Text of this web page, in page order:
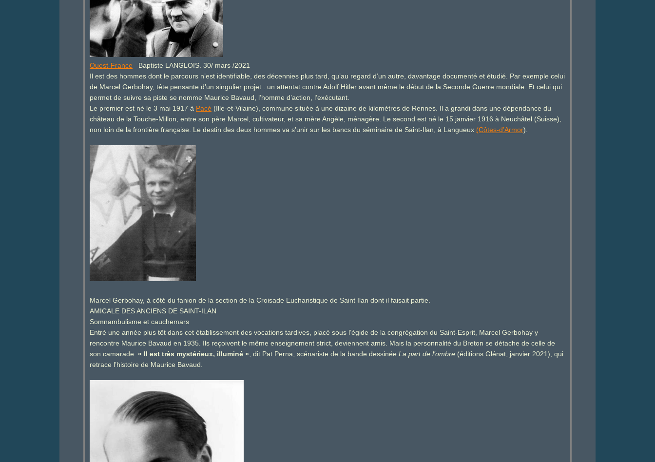
Ouest-France Baptiste LANGLOIS. 30/ mars /2021
Il est des hommes dont le parcours n’est identifiable, des décennies plus tard, qu’au regard d’un autre, davantage documenté et étudié. Par exemple celui
de Marcel Gerbohay, tête pensante d’un singulier projet : un attentat contre Adolf Hitler avant même le début de la Seconde Guerre mondiale. Et celui qui
permet de suivre sa piste se nomme Maurice Bavaud, l’homme d’action, l’exécutant.
Le premier est né le 3 mai 1917 à Pacé (Ille-et-Vilaine), commune située à une dizaine de kilomètres de Rennes. Il a grandi dans une dépendance du
château de la Touche-Millon, entre son père Marcel, cultivateur, et sa mère Angèle, ménagère. Le second est né le 15 janvier 1916 à Neuchâtel (Suisse),
non loin de la frontière française. Le destin des deux hommes va s’unir sur les bancs du séminaire de Saint-Ilan, à Langueux (Côtes-d’Armor).
Marcel Gerbohay, à côté du fanion de la section de la Croisade Eucharistique de Saint Ilan dont il faisait partie.
AMICALE DES ANCIENS DE SAINT-ILAN
Somnambulisme et cauchemars
Entré une année plus tôt dans cet établissement des vocations tardives, placé sous l’égide de la congrégation du Saint-Esprit, Marcel Gerbohay y
rencontre Maurice Bavaud en 1935. Ils reçoivent le même enseignement strict, deviennent amis. Mais la personnalité du Breton se détache de celle de
son camarade. « Il est très mystérieux, illuminé » , dit Pat Perna, scénariste de la bande dessinée La part de l’ombre (éditions Glénat, janvier 2021), qui
retrace l’histoire de Maurice Bavaud.